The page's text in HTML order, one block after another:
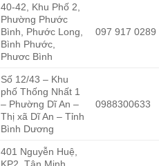
40-42, Khu Phố 2,
Phường Phước
Bình, Phước Long,
Bình Phước,
Phươc Bình
097 917 0289
Số 12/43 – Khu
phố Thống Nhất 1
– Phường Dĩ An –
Thị xã Dĩ An – Tỉnh
Bình Dương
0988300633
401 Nguyễn Huệ,
KP2, Tân Minh,